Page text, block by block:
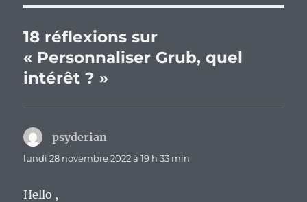
18 réflexions sur
« Personnaliser Grub, quel
intérêt ? »
psyderian
lundi 28 novembre 2022 à 19 h 33 min
Hello ,